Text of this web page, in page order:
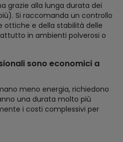
grazie alla lunga durata dei
Si raccomanda un controllo
ottiche e della stabilità delle
in ambienti polverosi o
sono economici a
meno energia, richiedono
una durata molto più
i costi complessivi per